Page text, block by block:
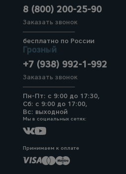
8 (800) 200-25-90
Заказать звонок
бесплатно по России
Грозный
+7 (938) 992-1-992
Заказать звонок
Пн-Пт: с 9:00 до 17:30,
Сб: с 9:00 до 17:00,
Вс: выходной
Мы в социальных сетях:
Принимаем к оплате